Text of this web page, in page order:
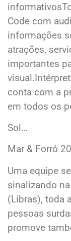
Code com
informações
atrações,
importantes
conta com a
em todos os
Sol…
Mar & Forró
Uma equipe
sinalizando
(Libras), toda
pessoas
promove